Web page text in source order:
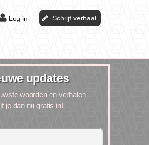
Log in Schrijf verhaal
updates
woorden en verhalen
je dan nu gratis in!